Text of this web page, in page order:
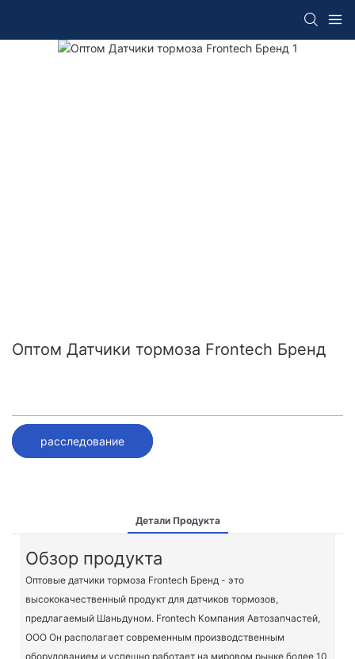
Оптом Датчики тормоза Frontech Бренд
расследование
Детали Продукта
Обзор продукта
Оптовые датчики тормоза Frontech Бренд - это
высококачественный продукт для датчиков тормозов,
предлагаемый Шаньдуном. Frontech Компания Автозапчастей,
ООО Он располагает современным производственным
оборудованием и успешно работает на мировом рынке более 10